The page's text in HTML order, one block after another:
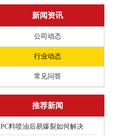
新闻资讯
公司动态
行业动态
常见问答
推荐新闻
PC料喷油后易爆裂如何解决